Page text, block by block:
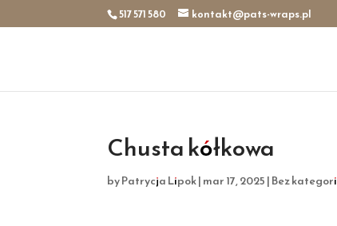
517 571 580 kontakt@pats-wraps.pl
Chusta kółkowa
byPatrycja Lipok|mar 17, 2025|Bez